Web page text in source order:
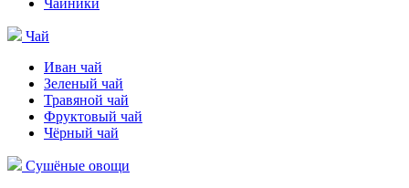
Чайники
Чай
Иван чай
Зеленый чай
Травяной чай
Фруктовый чай
Чёрный чай
Сушёные овощи